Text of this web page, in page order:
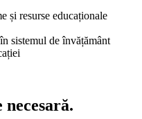
și resurse educaționale
sistemul de învățământ